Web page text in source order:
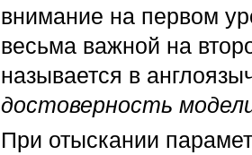
внимание на первом
весьма важной на
называется в
достоверность
При отыскании